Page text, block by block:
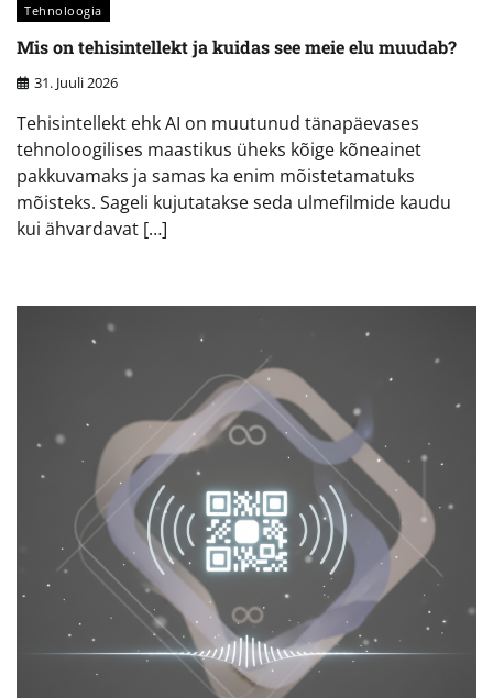
Tehnoloogia
Mis on tehisintellekt ja kuidas see meie elu muudab?
31. Juuli 2026
Tehisintellekt ehk AI on muutunud tänapäevases
tehnoloogilises maastikus üheks kõige kõneainet
pakkuvamaks ja samas ka enim mõistetamatuks
mõisteks. Sageli kujutatakse seda ulmefilmide kaudu
kui ähvardavat […]